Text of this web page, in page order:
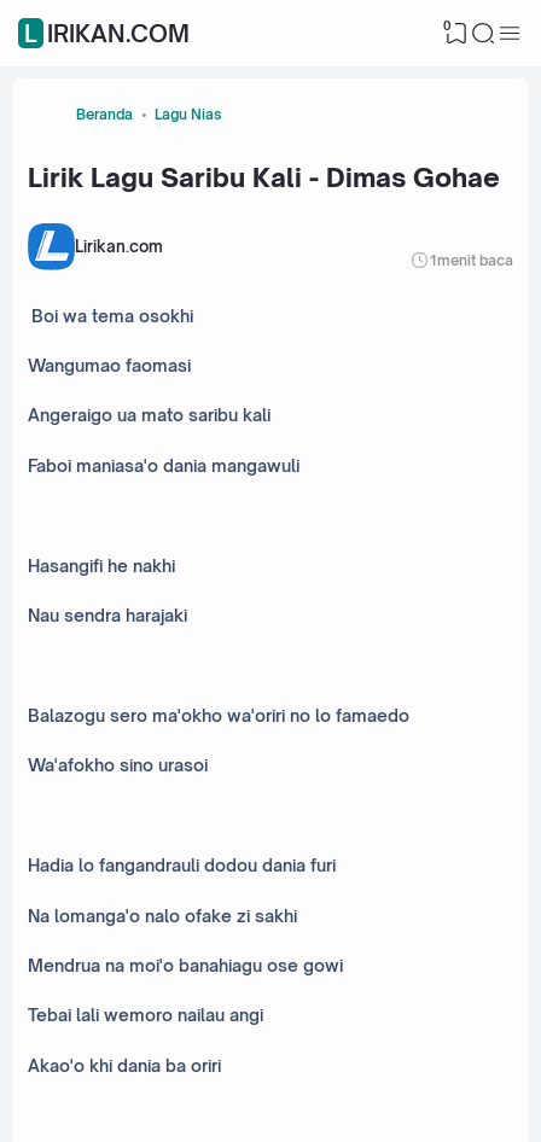
LIRIKAN.COM 0
Beranda Lagu Nias
Lirik Lagu Saribu Kali - Dimas Gohae
Lirikan.com
1menit baca
Boi wa tema osokhi
Wangumao faomasi
Angeraigo ua mato saribu kali
Faboi maniasa'o dania mangawuli
Hasangifi he nakhi
Nau sendra harajaki
Balazogu sero ma'okho wa'oriri no lo famaedo
Wa'afokho sino urasoi
Hadia lo fangandrauli dodou dania furi
Na lomanga'o nalo ofake zi sakhi
Mendrua na moi'o banahiagu ose gowi
Tebai lali wemoro nailau angi
Akao'o khi dania ba oriri